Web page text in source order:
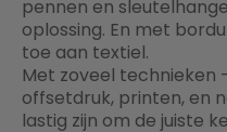
pennen en
oplossing. En met
toe aan textiel.
Met zoveel technieken
offsetdruk, printen, en
lastig zijn om de juiste